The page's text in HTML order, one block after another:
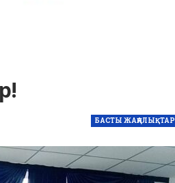
БАСТЫ ЖАҢАЛЫҚТАР